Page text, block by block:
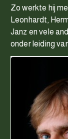
Zo werkte hij
Leonhardt,
Janz en vele
onder leiding